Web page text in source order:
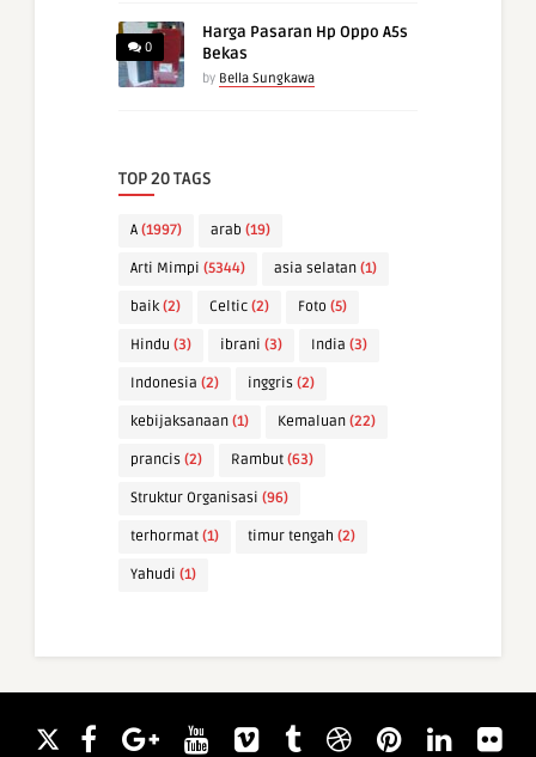
0
Harga Pasaran Hp Oppo A5s
Bekas
by Bella Sungkawa
TOP 20 TAGS
A (1997) arab (19)
Arti Mimpi (5344) asia selatan (1)
baik (2) Celtic (2) Foto (5)
Hindu (3) ibrani (3) India (3)
Indonesia (2) inggris (2)
kebijaksanaan (1) Kemaluan (22)
prancis (2) Rambut (63)
Struktur Organisasi (96)
terhormat (1) timur tengah (2)
Yahudi (1)